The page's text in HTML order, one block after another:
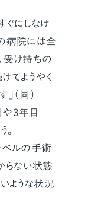
ぐにしなけ
病院には全
受け持ちの
てようやく
（同）
3年目
。
ベルの手術
らない状態
ような状況